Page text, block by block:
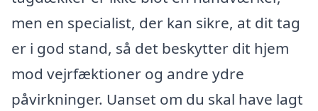
men en specialist, der kan sikre, at dit tag
er i god stand, så det beskytter dit hjem
mod vejrfæktioner og andre ydre
påvirkninger. Uanset om du skal have lagt